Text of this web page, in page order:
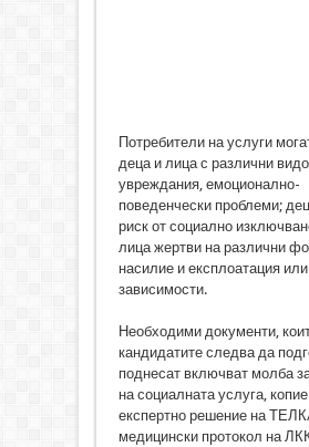
Потребители на услуги
деца и лица с различни
увреждания, емоционално-
поведенчески проблеми;
риск от социално
лица жертви на различни
насилие и експлоатация
зависимости.
Необходими документи,
кандидатите следва да
поднесат включват молба
на социалната услуга,
експертно решение на
медицински протокол на